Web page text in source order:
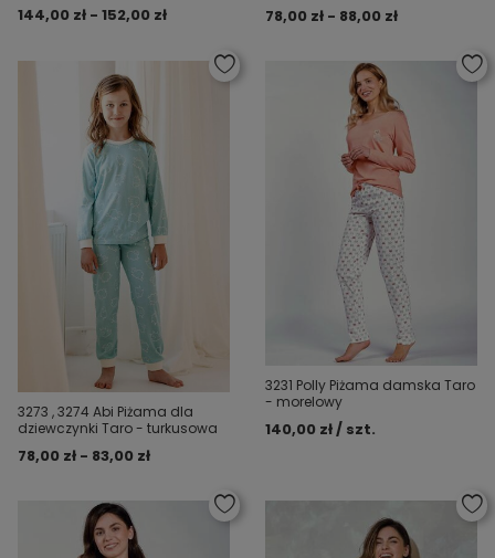
144,00 zł - 152,00 zł 78,00 zł - 88,00 zł
3273 , 3274 Abi Piżama dla
dziewczynki Taro - turkusowa
78,00 zł - 83,00 zł
3231 Polly Piżama damska Taro
- morelowy
140,00 zł / szt.